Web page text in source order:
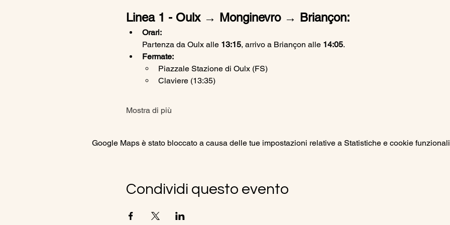
Linea 1 - Oulx → Monginevro → Briançon:
Orari:
Partenza da Oulx alle 13:15, arrivo a Briançon alle 14:05.
Fermate:
Piazzale Stazione di Oulx (FS)
Claviere (13:35)
Mostra di più
Google Maps è stato bloccato a causa delle tue impostazioni relative a Statistiche e cookie
Condividi questo evento